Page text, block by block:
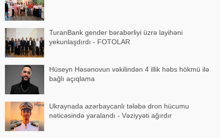
TuranBank gender bərabərliyi üzrə layihəni
yekunlaşdırdı - FOTOLAR
Hüseyn Həsənovun vəkilindən 4 illik həbs hökmü ilə
bağlı açıqlama
Ukraynada azərbaycanlı tələbə dron hücumu
nəticəsində yaralandı - Vəziyyəti ağırdır